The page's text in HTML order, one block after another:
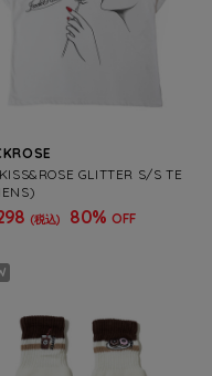
GLITTER S/S TE
(税込) 80% OFF